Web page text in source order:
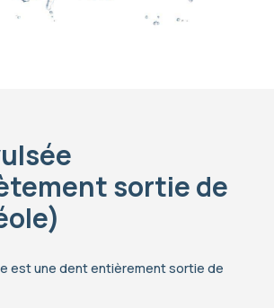
sortie de
est une dent entièrement sortie de